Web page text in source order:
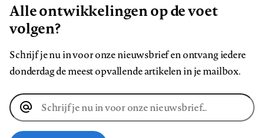
Alle ontwikkelingen op de voet
volgen?
Schrijf je nu in voor onze nieuwsbrief en ontvang iedere
donderdag de meest opvallende artikelen in je mailbox.
E-
mailadres